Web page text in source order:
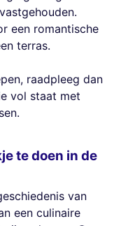
een romantische
terras.
raadpleeg dan
vol staat met
te doen in de
van
een culinaire